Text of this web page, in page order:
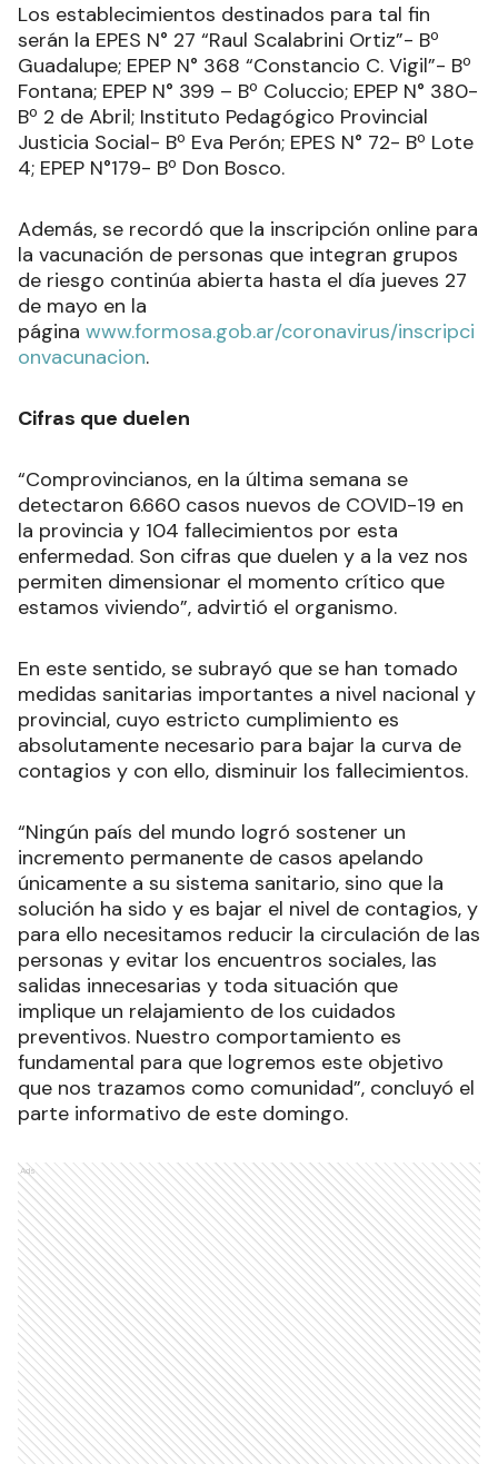
Los establecimientos destinados para tal fin
serán la EPES N° 27 “Raul Scalabrini Ortiz”- Bº
Guadalupe; EPEP N° 368 “Constancio C. Vigil”- Bº
Fontana; EPEP N° 399 – Bº Coluccio; EPEP N° 380-
Bº 2 de Abril; Instituto Pedagógico Provincial
Justicia Social- Bº Eva Perón; EPES N° 72- Bº Lote
4; EPEP N°179- Bº Don Bosco.
Además, se recordó que la inscripción online para
la vacunación de personas que integran grupos
de riesgo continúa abierta hasta el día jueves 27
de mayo en la
página www.formosa.gob.ar/coronavirus/inscripci
onvacunacion.
Cifras que duelen
“Comprovincianos, en la última semana se
detectaron 6.660 casos nuevos de COVID-19 en
la provincia y 104 fallecimientos por esta
enfermedad. Son cifras que duelen y a la vez nos
permiten dimensionar el momento crítico que
estamos viviendo”, advirtió el organismo.
En este sentido, se subrayó que se han tomado
medidas sanitarias importantes a nivel nacional y
provincial, cuyo estricto cumplimiento es
absolutamente necesario para bajar la curva de
contagios y con ello, disminuir los fallecimientos.
“Ningún país del mundo logró sostener un
incremento permanente de casos apelando
únicamente a su sistema sanitario, sino que la
solución ha sido y es bajar el nivel de contagios, y
para ello necesitamos reducir la circulación de las
personas y evitar los encuentros sociales, las
salidas innecesarias y toda situación que
implique un relajamiento de los cuidados
preventivos. Nuestro comportamiento es
fundamental para que logremos este objetivo
que nos trazamos como comunidad”, concluyó el
parte informativo de este domingo.
Ads